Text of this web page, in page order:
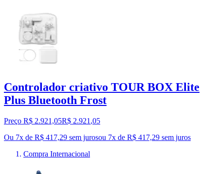
Controlador criativo TOUR BOX Elite
Plus Bluetooth Frost
Preço R$ 2.921,05R$ 2.921 ,05
Ou 7x de R$ 417,29 sem jurosou 7x de R$ 417,29 sem juros
Compra Internacional